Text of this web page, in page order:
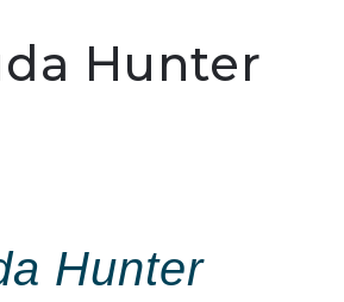
Hunter
Hunter